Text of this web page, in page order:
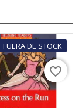
FUERA DE STOCK
favorite_border